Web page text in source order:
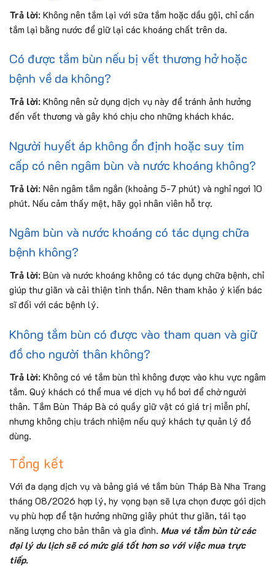
Trả lời: Không nên tắm lại với sữa tắm hoặc dầu gội, chỉ cần
tắm lại bằng nước để giữ lại các khoáng chất trên da.
Có được tắm bùn nếu bị vết thương hở hoặc
bệnh về da không?
Trả lời: Không nên sử dụng dịch vụ này để tránh ảnh hưởng
đến vết thương và gây khó chịu cho những khách khác.
Người huyết áp không ổn định hoặc suy tim
cấp có nên ngâm bùn và nước khoáng không?
Trả lời: Nên ngâm tắm ngắn (khoảng 5-7 phút) và nghỉ ngơi 10
phút. Nếu cảm thấy mệt, hãy gọi nhân viên hỗ trợ.
Ngâm bùn và nước khoáng có tác dụng chữa
bệnh không?
Trả lời: Bùn và nước khoáng không có tác dụng chữa bệnh, chỉ
giúp thư giãn và cải thiện tinh thần. Nên tham khảo ý kiến bác
sĩ đối với các bệnh lý.
Không tắm bùn có được vào tham quan và giữ
đồ cho người thân không?
Trả lời: Không có vé tắm bùn thì không được vào khu vực ngâm
tắm. Quý khách có thể mua vé dịch vụ hồ bơi để chờ người
thân. Tắm Bùn Tháp Bà có quầy giữ vật có giá trị miễn phí,
nhưng không chịu trách nhiệm nếu quý khách tự quản lý đồ
dùng.
Tổng kết
Với đa dạng dịch vụ và bảng giá vé tắm bùn Tháp Bà Nha Trang
tháng 08/2026 hợp lý, hy vọng bạn sẽ lựa chọn được gói dịch
vụ phù hợp để tận hưởng những giây phút thư giãn, tái tạo
năng lượng cho bản thân và gia đình. Mua vé tắm bùn từ các
đại lý du lịch sẽ có mức giá tốt hơn so với việc mua trực
tiếp.